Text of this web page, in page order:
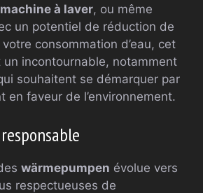
machine à laver, ou même
un potentiel de réduction de
votre consommation d’eau, cet
un incontournable, notamment
souhaitent se démarquer par
en faveur de l’environnement.
wärmepumpen évolue vers
respectueuses de